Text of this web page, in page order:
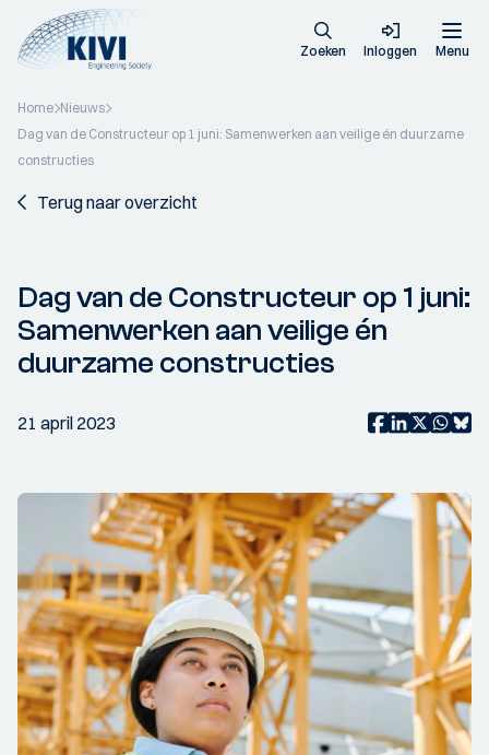
Zoeken Inloggen Menu
Home Nieuws
Dag van de Constructeur op 1 juni: Samenwerken aan veilige én duurzame
constructies
Terug naar overzicht
Dag van de Constructeur op 1 juni:
Samenwerken aan veilige én
duurzame constructies
21 april 2023